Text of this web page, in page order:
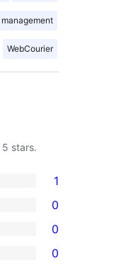
management
WebCourier
stars.
1
0
0
0